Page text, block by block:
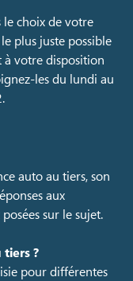
le choix de votre
plus juste possible
à votre disposition
les du lundi au
auto au tiers, son
aux
sur le sujet.
?
pour différentes